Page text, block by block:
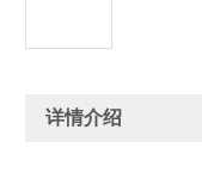
详情介绍